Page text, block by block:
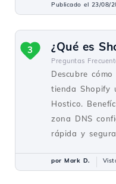
Publicado el 23/08/
¿Qué es
Preguntas
Descubre
tienda Shopify
Hostico.
zona DNS
rápida y
3
por Mark D.